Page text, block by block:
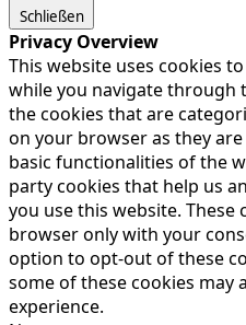
Schließen
Privacy Overview
This website uses cookies
while you navigate through
the cookies that are
on your browser as they
basic functionalities of the
party cookies that help us
you use this website.
browser only with your
option to opt-out of these
some of these cookies may
experience.